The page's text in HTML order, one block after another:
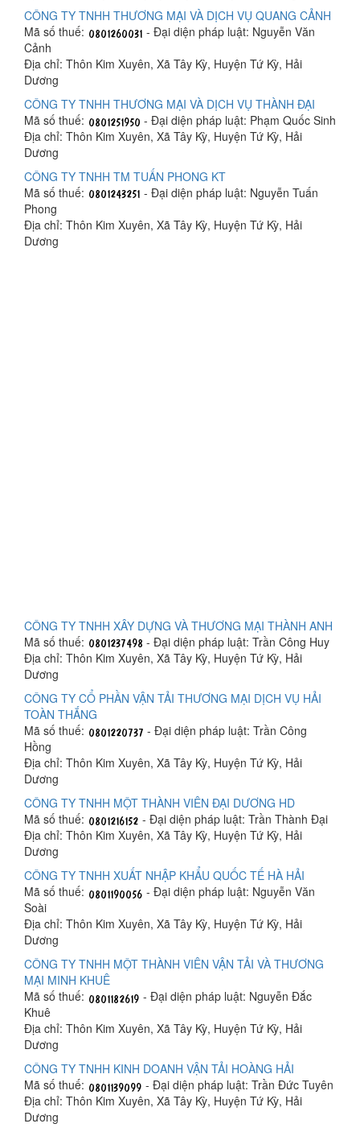
CÔNG TY TNHH THƯƠNG MẠI VÀ DỊCH VỤ QUANG CẢNH
Mã số thuế:
- Đại diện pháp luật: Nguyễn Văn
Cảnh
Địa chỉ: Thôn Kim Xuyên, Xã Tây Kỳ, Huyện Tứ Kỳ, Hải
Dương
CÔNG TY TNHH THƯƠNG MẠI VÀ DỊCH VỤ THÀNH ĐẠI
Mã số thuế:
- Đại diện pháp luật: Phạm Quốc Sinh
Địa chỉ: Thôn Kim Xuyên, Xã Tây Kỳ, Huyện Tứ Kỳ, Hải
Dương
CÔNG TY TNHH TM TUẤN PHONG KT
Mã số thuế:
- Đại diện pháp luật: Nguyễn Tuấn
Phong
Địa chỉ: Thôn Kim Xuyên, Xã Tây Kỳ, Huyện Tứ Kỳ, Hải
Dương
CÔNG TY TNHH XÂY DỰNG VÀ THƯƠNG MẠI THÀNH ANH
Mã số thuế:
- Đại diện pháp luật: Trần Công Huy
Địa chỉ: Thôn Kim Xuyên, Xã Tây Kỳ, Huyện Tứ Kỳ, Hải
Dương
CÔNG TY CỔ PHẦN VẬN TẢI THƯƠNG MẠI DỊCH VỤ HẢI
TOÀN THẮNG
Mã số thuế:
- Đại diện pháp luật: Trần Công
Hồng
Địa chỉ: Thôn Kim Xuyên, Xã Tây Kỳ, Huyện Tứ Kỳ, Hải
Dương
CÔNG TY TNHH MỘT THÀNH VIÊN ĐẠI DƯƠNG HD
Mã số thuế:
- Đại diện pháp luật: Trần Thành Đại
Địa chỉ: Thôn Kim Xuyên, Xã Tây Kỳ, Huyện Tứ Kỳ, Hải
Dương
CÔNG TY TNHH XUẤT NHẬP KHẨU QUỐC TẾ HÀ HẢI
Mã số thuế:
- Đại diện pháp luật: Nguyễn Văn
Soài
Địa chỉ: Thôn Kim Xuyên, Xã Tây Kỳ, Huyện Tứ Kỳ, Hải
Dương
CÔNG TY TNHH MỘT THÀNH VIÊN VẬN TẢI VÀ THƯƠNG
MẠI MINH KHUÊ
Mã số thuế:
- Đại diện pháp luật: Nguyễn Đắc
Khuê
Địa chỉ: Thôn Kim Xuyên, Xã Tây Kỳ, Huyện Tứ Kỳ, Hải
Dương
CÔNG TY TNHH KINH DOANH VẬN TẢI HOÀNG HẢI
Mã số thuế:
- Đại diện pháp luật: Trần Đức Tuyên
Địa chỉ: Thôn Kim Xuyên, Xã Tây Kỳ, Huyện Tứ Kỳ, Hải
Dương